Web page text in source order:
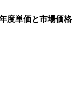
度単価と市場価格